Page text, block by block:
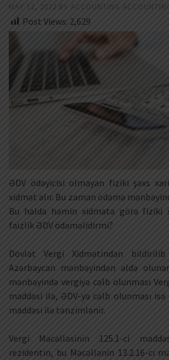
MAY 12, 2022 BY ACCOUNTING
Post Views: 2,629
ƏDV ödəyicisi olmayan fiziki şəxs
xidmət alır. Bu zaman ödəmə
Bu halda həmin xidmətə görə fiziki
faizlik ƏDV ödəməlidirmi?
Dövlət Vergi Xidmətindən
Azərbaycan mənbəyindən əldə
mənbəyində vergiyə cəlb olunması
maddəsi ilə, ƏDV-yə cəlb olunması
maddəsi ilə tənzimlənir.
Vergi Məcəlləsinin 125.1-ci
rezidentin, bu Məcəllənin 13.2.16-cı